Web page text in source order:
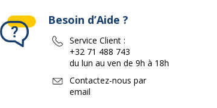
Besoin d’Aide ?
Service Client :
+32 71 488 743
du lun au ven de 9h à 18h
Contactez-nous par
email